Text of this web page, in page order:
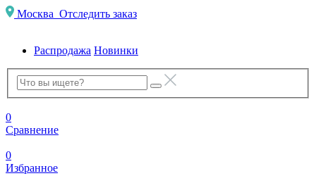
Москва Отследить заказ
Распродажа Новинки
0
Сравнение
0
Избранное